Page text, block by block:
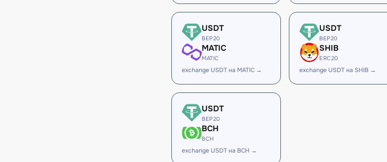
USDT
BEP20
MATIC
MATIC
exchange USDT на MATIC →
USDT
BEP20
SHIB
ERC20
exchange USDT на SHIB →
USDT
BEP20
BCH
BCH
exchange USDT на BCH →